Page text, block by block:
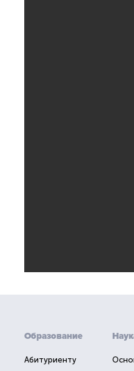
Образование
Абитуриенту